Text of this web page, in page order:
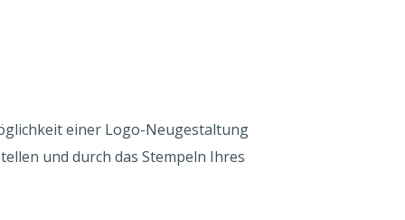
einer Logo-Neugestaltung
und durch das Stempeln Ihres